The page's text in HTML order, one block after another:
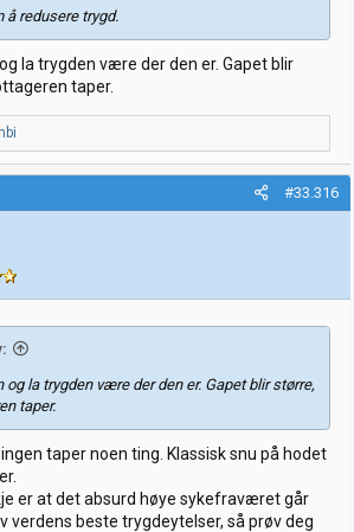
å redusere trygd.
la trygden være der den er. Gapet blir
taper.
#33.316
og la trygden være der den er. Gapet blir større,
taper.
taper noen ting. Klassisk snu på hodet
er at det absurd høye sykefraværet går
verdens beste trygdeytelser, så prøv deg